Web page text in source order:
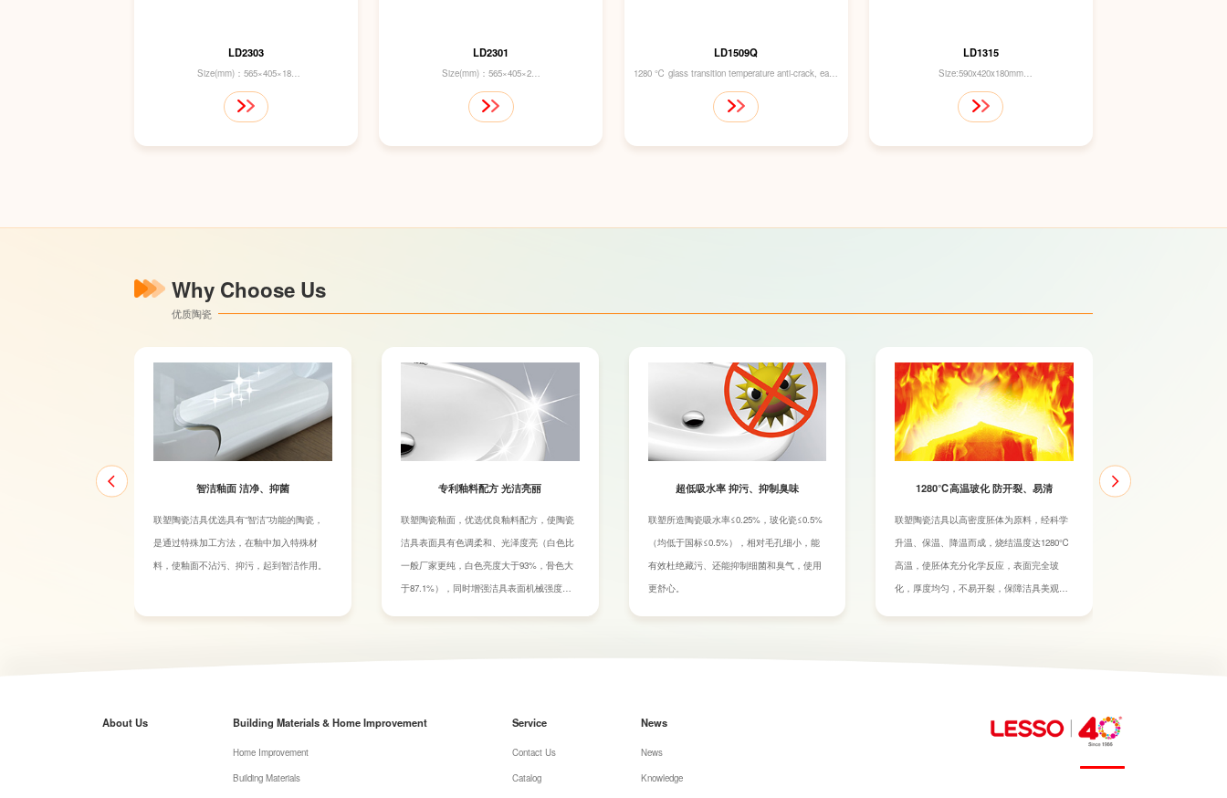
LD2303
Size(mm)：565×405×180
Drainage Outlet：Backward
outlet, without S-strp
LD2301
Size(mm)：565×405×265
Drainage Outlet：Forward
outlet , with S-strp
LD1509Q
1280 ℃ glass transition temperature anti-crack, easy
to clean
LD1315
Size:590x420x180mm
Drainage Outlet：Backward outlet
Built-in Platform
Why Choose Us
优质陶瓷
智洁釉面 洁净、抑菌
联塑陶瓷洁具优选具有“智洁”功能的陶瓷，
是通过特殊加工方法，在釉中加入特殊材
料，使釉面不沾污、抑污，起到智洁作用。
专利釉料配方 光洁亮丽
联塑陶瓷釉面，优选优良釉料配方，使陶瓷
洁具表面具有色调柔和、光泽度亮（白色比
一般厂家更纯，白色亮度大于93%，骨色大
于87.1%），同时增强洁具表面机械强度和
超低吸水率 抑污、抑制臭味
联塑所造陶瓷吸水率≤0.25%，玻化瓷≤0.5%
（均低于国标≤0.5%），相对毛孔细小，能
有效杜绝藏污、还能抑制细菌和臭气，使用
更舒心。
1280℃高温玻化 防开裂、易清
联塑陶瓷洁具以高密度胚体为原料，经科学
升温、保温、降温而成，烧结温度达1280℃
高温，使胚体充分化学反应，表面完全玻
化，厚度均匀，不易开裂，保障洁具美观、
About Us Building Materials & Home Improvement
Home Improvement
Building Materials
Service
Contact Us
Catalog
News
News
Knowledge